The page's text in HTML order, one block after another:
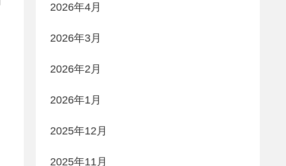
2026年4月
2026年3月
2026年2月
2026年1月
2025年12月
2025年11月